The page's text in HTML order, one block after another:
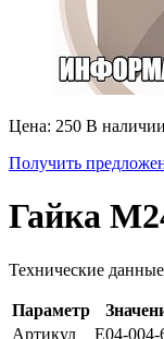
Цена: 250 В наличии
Получить
Гайка
Технические данные
Параметр
Артикул
E04-004-